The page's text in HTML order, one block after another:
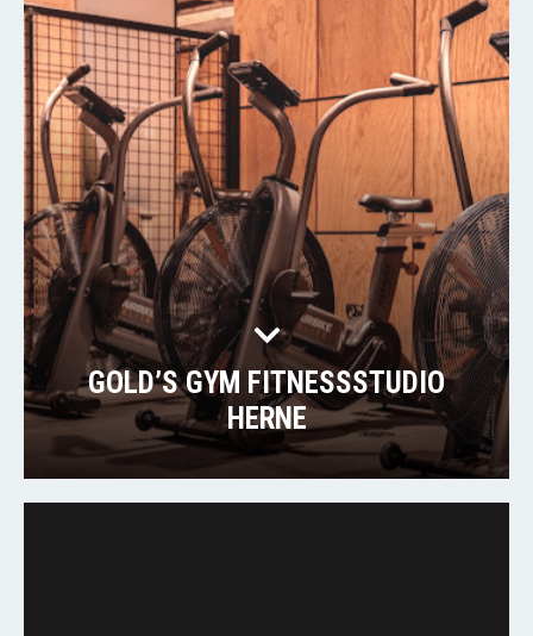
GOLD’S GYM FITNESSSTUDIO
HERNE